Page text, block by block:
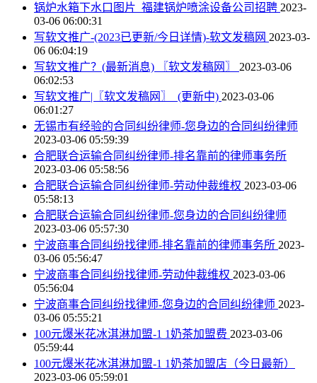
锅炉水箱下水口图片_福建锅炉喷涂设备公司招聘 2023-
03-06 06:00:31
写软文推广-(2023已更新/今日详情)-软文发稿网 2023-03-
06 06:04:19
写软文推广？(最新消息) 〖软文发稿网〗 2023-03-06
06:02:53
写软文推广|〖软文发稿网〗_(更新中) 2023-03-06
06:01:27
无锡市有经验的合同纠纷律师-您身边的合同纠纷律师
2023-03-06 05:59:39
合肥联合运输合同纠纷律师-排名靠前的律师事务所
2023-03-06 05:58:56
合肥联合运输合同纠纷律师-劳动仲裁维权 2023-03-06
05:58:13
合肥联合运输合同纠纷律师-您身边的合同纠纷律师
2023-03-06 05:57:30
宁波商事合同纠纷找律师-排名靠前的律师事务所 2023-
03-06 05:56:47
宁波商事合同纠纷找律师-劳动仲裁维权 2023-03-06
05:56:04
宁波商事合同纠纷找律师-您身边的合同纠纷律师 2023-
03-06 05:55:21
100元爆米花冰淇淋加盟-1 1奶茶加盟费 2023-03-06
05:59:44
100元爆米花冰淇淋加盟-1 1奶茶加盟店（今日最新）
2023-03-06 05:59:01